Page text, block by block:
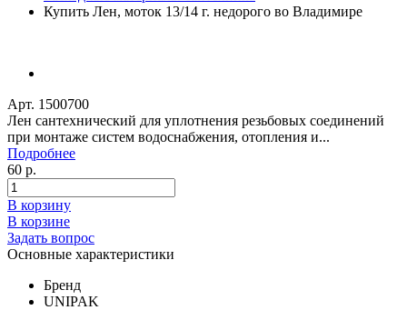
Купить Лен, моток 13/14 г. недорого во Владимире
Арт. 1500700
Лен сантехнический для уплотнения резьбовых соединений
при монтаже систем водоснабжения, отопления и...
Подробнее
60 р.
В корзину
В корзине
Задать вопрос
Основные характеристики
Бренд
UNIPAK